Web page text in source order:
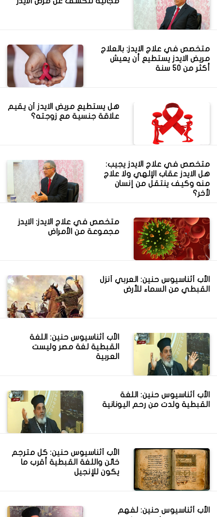
متخصص في علاج الايدز: بالعلاج
مريض الايدز يستطيع أن يعيش
أكثر من 50 سنة
هل يستطيع مريض الايدز أن يقيم
علاقة جنسية مع زوجته؟
متخصص في علاج الايدز يجيب:
هل الايدز عقاب الإلهي ولا علاج
منه وكيف ينتقل من إنسان
لأخر؟
متخصص في علاج الايدز: الايدز
مجموعة من الأمراض
الأب أثناسيوس حنين: العربي أنزل
القبطي من السماء للأرض
الأب أثناسيوس حنين: اللغة
القبطية لغة مصر وليست
العربية
الأب أثناسيوس حنين: اللغة
القبطية ولدت من رحم اليونانية
الأب أثناسيوس حنين: كل مترجم
خائن واللغة القبطية أقرب ما
يكون للإنجيل
الأب أثناسيوس حنين: لفهم